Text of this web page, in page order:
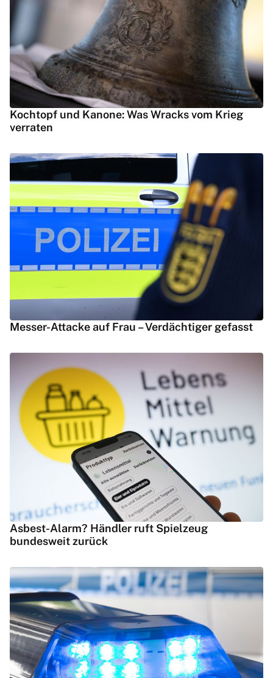
Kochtopf und Kanone: Was Wracks vom Krieg
verraten
Messer-Attacke auf Frau – Verdächtiger gefasst
Asbest-Alarm? Händler ruft Spielzeug
bundesweit zurück